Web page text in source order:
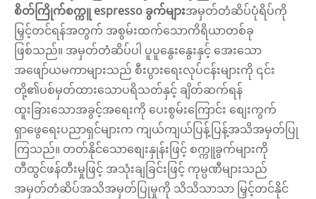
စိတ်ကြိုက်စက္ကူ espresso ခွက်များအမှတ်တံဆိပ်ပုံရိပ်ကို
မြှင့်တင်ရန်အတွက် အစွမ်းထက်သောကိရိယာတစ်ခု
ဖြစ်သည်။ အမှတ်တံဆိပ်ပါ ပူပူနွေးနွေးနှင့် အေးသော
အဖျော်ယမကာများသည် စီးပွားရေးလုပ်ငန်းများကို ၎င်း
တို့၏ပစ်မှတ်ထားသောပရိသတ်နှင့် ချိတ်ဆက်ရန်
ထူးခြားသောအခွင့်အရေးကို ပေးစွမ်းကြောင်း စျေးကွက်
ရှာဖွေရေးပညာရှင်များက ကျယ်ကျယ်ပြန့်ပြန့်အသိအမှတ်ပြု
ကြသည်။ တတ်နိုင်သောစျေးနှုန်းဖြင့် စက္ကူခွက်များကို
တီထွင်ဖန်တီးမှုဖြင့် အသုံးချခြင်းဖြင့် ကုမ္ပဏီများသည်
အမှတ်တံဆိပ်အသိအမှတ်ပြုမှုကို သိသိသာသာ မြှင့်တင်နိုင်